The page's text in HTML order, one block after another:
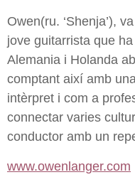
Owen(ru. ‘Shenja’),
jove guitarrista que
Alemania i Holanda
comptant així amb
intèrpret i com a
connectar varies
conductor amb un
www.owenlanger.com